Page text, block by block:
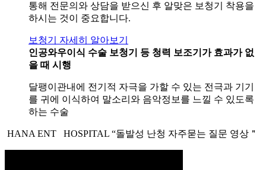
통해 전문의와 상담을 받으신 후 알맞은 보청기 착용을
하시는 것이 중요합니다.
보청기 자세히 알아보기
인공와우이식 수술 보청기 등 청력 보조기가 효과가 없
을 때 시행
달팽이관내에 전기적 자극을 가할 수 있는 전극과 기기
를 귀에 이식하여 말소리와 음악정보를 느낄 수 있도록
하는 수술
HANA ENT HOSPITAL “돌발성 난청 자주묻는 질문 영상＂